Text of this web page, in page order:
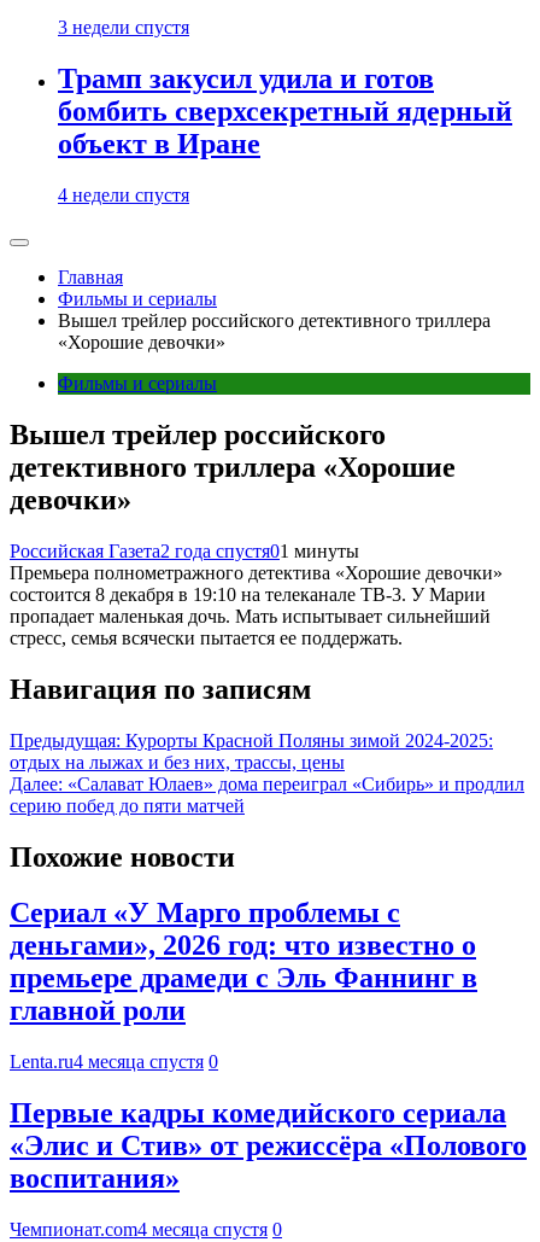
3 недели спустя
Трамп закусил удила и готов
бомбить сверхсекретный ядерный
объект в Иране
4 недели спустя
Главная
Фильмы и сериалы
Вышел трейлер российского детективного триллера
«Хорошие девочки»
Фильмы и сериалы
Вышел трейлер российского
детективного триллера «Хорошие
девочки»
Российская Газета2 года спустя01 минуты
Премьера полнометражного детектива «Хорошие девочки»
состоится 8 декабря в 19:10 на телеканале ТВ-3. У Марии
пропадает маленькая дочь. Мать испытывает сильнейший
стресс, семья всячески пытается ее поддержать.
Навигация по записям
Предыдущая: Курорты Красной Поляны зимой 2024-2025:
отдых на лыжах и без них, трассы, цены
Далее: «Салават Юлаев» дома переиграл «Сибирь» и продлил
серию побед до пяти матчей
Похожие новости
Сериал «У Марго проблемы с
деньгами», 2026 год: что известно о
премьере драмеди с Эль Фаннинг в
главной роли
Lenta.ru4 месяца спустя 0
Первые кадры комедийского сериала
«Элис и Стив» от режиссёра «Полового
воспитания»
Чемпионат.com4 месяца спустя 0